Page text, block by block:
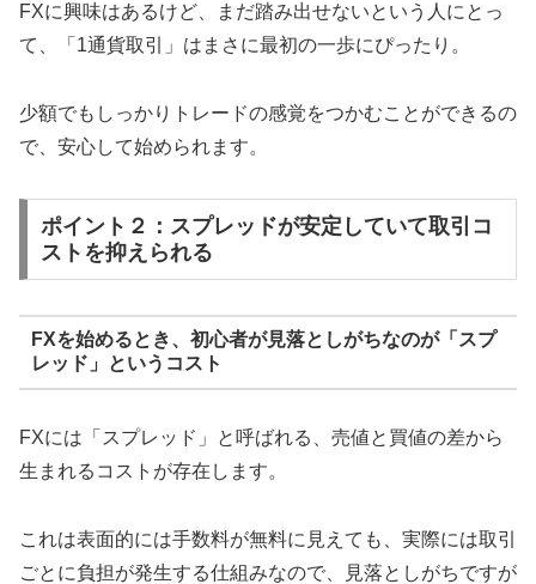
FXに興味はあるけど、まだ踏み出せないという人にとっ
て、「1通貨取引」はまさに最初の一歩にぴったり。
少額でもしっかりトレードの感覚をつかむことができるの
で、安心して始められます。
ポイント２：スプレッドが安定していて取引コ
ストを抑えられる
FXを始めるとき、初心者が見落としがちなのが「スプ
レッド」というコスト
FXには「スプレッド」と呼ばれる、売値と買値の差から
生まれるコストが存在します。
これは表面的には手数料が無料に見えても、実際には取引
ごとに負担が発生する仕組みなので、見落としがちですが